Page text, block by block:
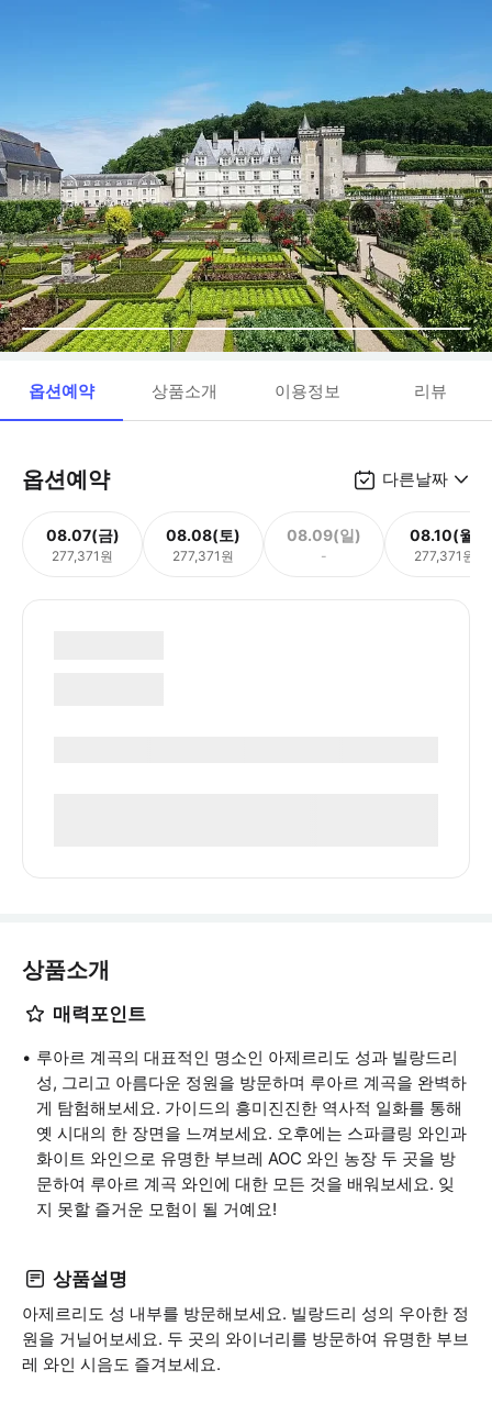
옵션예약 상품소개 이용정보 리뷰
옵션예약 다른날짜
08.07(금)
277,371원
08.08(토)
277,371원
08.09(일)
-
08.10(월)
277,371원
상품소개
매력포인트
루아르 계곡의 대표적인 명소인 아제르리도 성과 빌랑드리
성, 그리고 아름다운 정원을 방문하며 루아르 계곡을 완벽하
게 탐험해보세요. 가이드의 흥미진진한 역사적 일화를 통해
옛 시대의 한 장면을 느껴보세요. 오후에는 스파클링 와인과
화이트 와인으로 유명한 부브레 AOC 와인 농장 두 곳을 방
문하여 루아르 계곡 와인에 대한 모든 것을 배워보세요. 잊
지 못할 즐거운 모험이 될 거예요!
상품설명
아제르리도 성 내부를 방문해보세요. 빌랑드리 성의 우아한 정
원을 거닐어보세요. 두 곳의 와이너리를 방문하여 유명한 부브
레 와인 시음도 즐겨보세요.